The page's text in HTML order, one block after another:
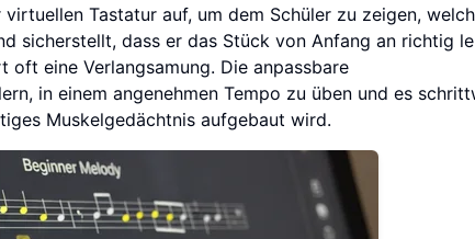
Tastatur auf, um dem Schüler zu zeigen,
sicherstellt, dass er das Stück von Anfang an richtig
oft eine Verlangsamung. Die anpassbare
in einem angenehmen Tempo zu üben und es
Muskelgedächtnis aufgebaut wird.